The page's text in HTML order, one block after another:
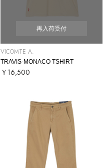
再入荷受付
VICOMTE A.
TRAVIS-MONACO TSHIRT
￥16,500